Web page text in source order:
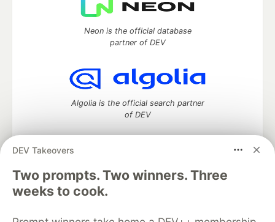
DEV Takeovers
Two prompts. Two winners. Three
weeks to cook.
Neon is the official database
partner of DEV
Algolia is the official search partner
of DEV
DEV Community— A space to discuss and keep up software
development and manage your software career
Home
DEV Challenges